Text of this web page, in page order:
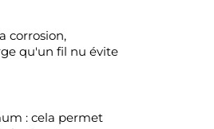
corrosion,
qu'un fil nu évite
: cela permet